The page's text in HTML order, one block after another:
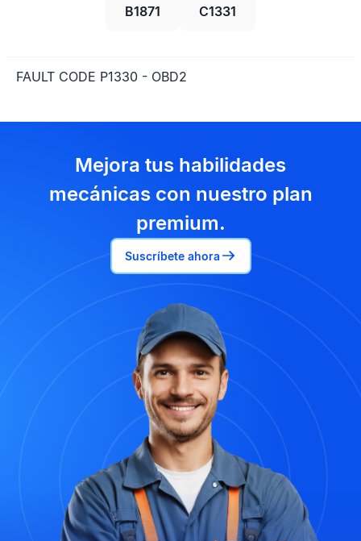
B1871 C1331
FAULT CODE P1330 - OBD2
Mejora tus habilidades
mecánicas con nuestro plan
premium.
Suscríbete ahora